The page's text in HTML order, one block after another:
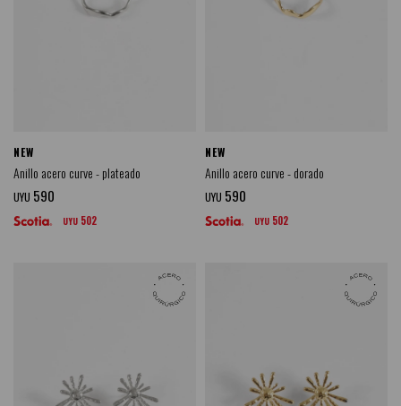
NEW
Anillo acero curve - plateado
UYU 590
UYU 502
NEW
Anillo acero curve - dorado
UYU 590
UYU 502